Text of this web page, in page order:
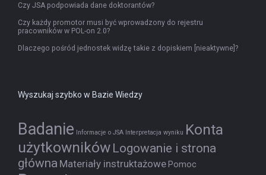
Czy JSA podpowiada dane doktorantów?
Czy każdy promotor musi być wprowadzony do rejestru
pracowników w POL-on 2.0?
Dlaczego pośród jednostek widzę takie z dopiskiem [nieaktywne]?
Wyszukaj szybko w Bazie Wiedzy
Badanie Informacje o JSA Interpretacja wyniku Konta
użytkowników Logowanie i strona
główna Materiały instruktażowe Pomoc